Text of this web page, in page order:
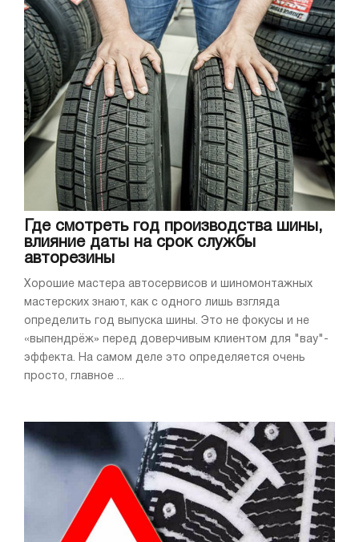
Где смотреть год производства шины,
влияние даты на срок службы
авторезины
Хорошие мастера автосервисов и шиномонтажных
мастерских знают, как с одного лишь взгляда
определить год выпуска шины. Это не фокусы и не
«выпендрёж» перед доверчивым клиентом для "вау"-
эффекта. На самом деле это определяется очень
просто, главное ...